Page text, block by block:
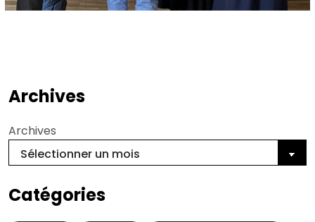
Archives
Archives
Catégories